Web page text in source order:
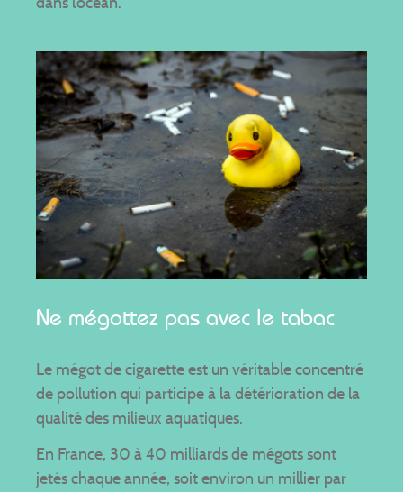
Ne mégottez pas avec le tabac
Le mégot de cigarette est un véritable concentré
de pollution qui participe à la détérioration de la
qualité des milieux aquatiques.
En France, 30 à 40 milliards de mégots sont
jetés chaque année, soit environ un millier par